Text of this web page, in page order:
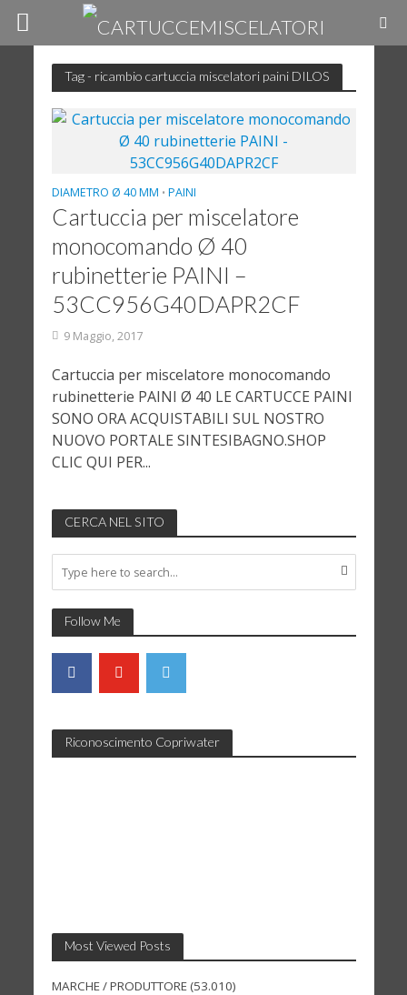
Tag - ricambio cartuccia miscelatori paini DILOS
DIAMETRO Ø 40 MM • PAINI
Cartuccia per miscelatore
monocomando Ø 40
rubinetterie PAINI –
53CC956G40DAPR2CF
9 Maggio, 2017
Cartuccia per miscelatore monocomando
rubinetterie PAINI Ø 40 LE CARTUCCE PAINI
SONO ORA ACQUISTABILI SUL NOSTRO
NUOVO PORTALE SINTESIBAGNO.SHOP
CLIC QUI PER...
CERCA NEL SITO
Follow Me
Riconoscimento Copriwater
Most Viewed Posts
MARCHE / PRODUTTORE(53.010)